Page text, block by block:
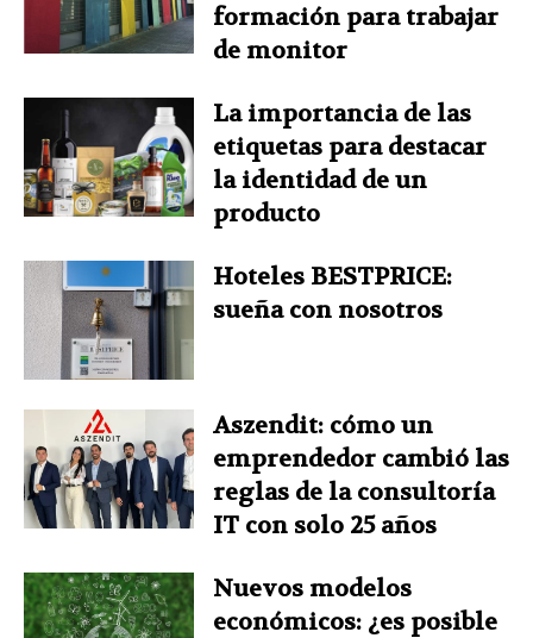
formación para trabajar
de monitor
La importancia de las
etiquetas para destacar
la identidad de un
producto
Hoteles BESTPRICE:
sueña con nosotros
Aszendit: cómo un
emprendedor cambió las
reglas de la consultoría
IT con solo 25 años
Nuevos modelos
económicos: ¿es posible